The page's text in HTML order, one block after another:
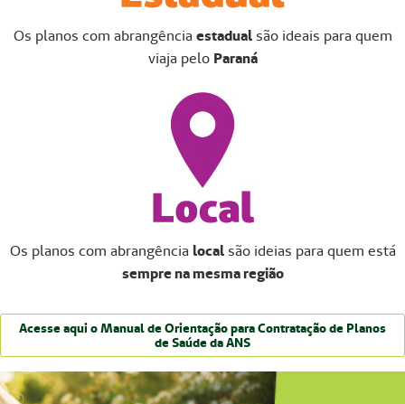
Os planos com abrangência estadualsão ideais para quem
viaja pelo Paraná
Os planos com abrangência localsão ideias para quem está
sempre na mesma região
Acesse aqui o Manual de Orientação para Contratação de Planos
de Saúde da ANS